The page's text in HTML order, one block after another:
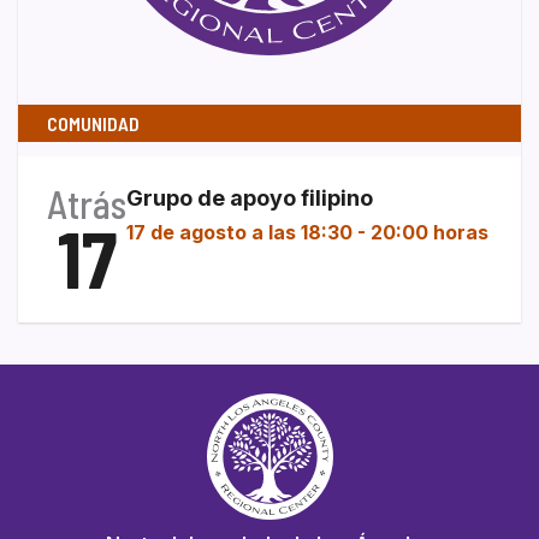
COMUNIDAD
Atrás
17
Grupo de apoyo filipino
17 de agosto a las 18:30 - 20:00 horas